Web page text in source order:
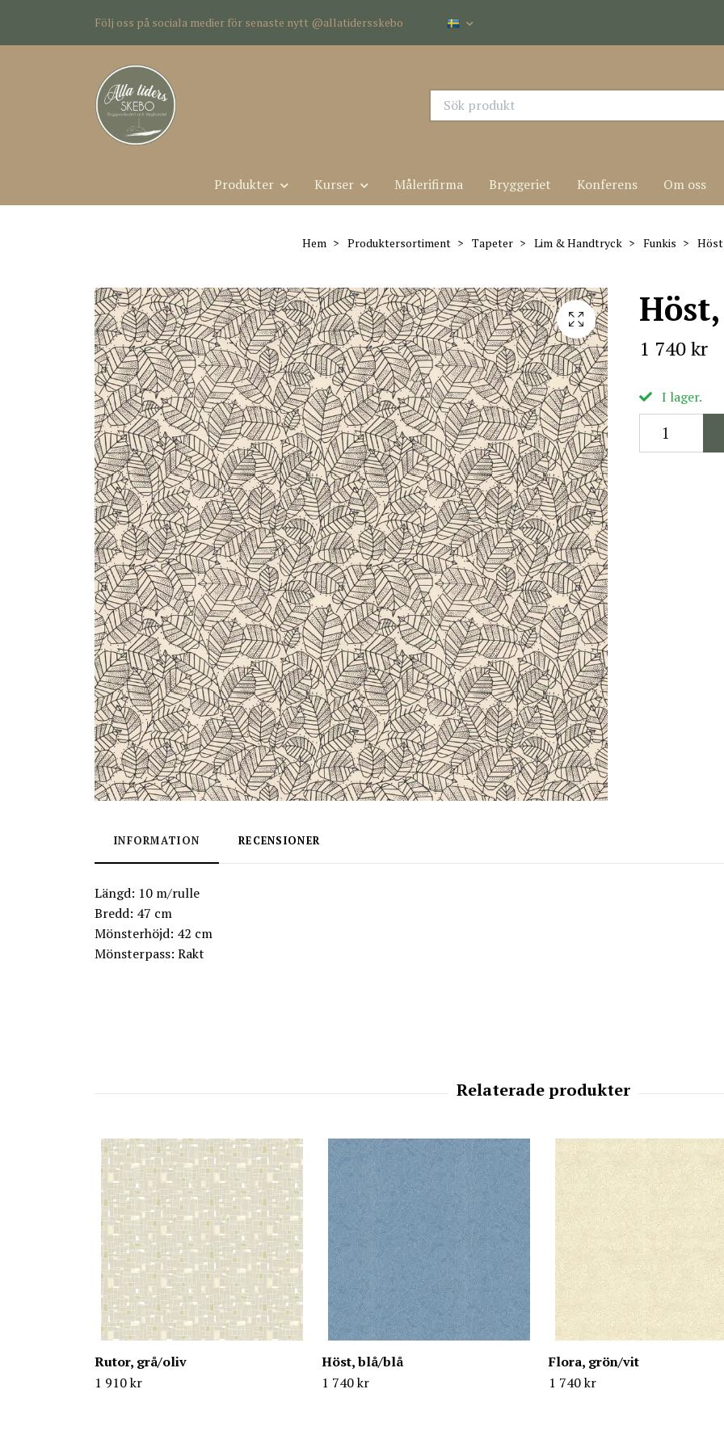
Följ oss på sociala medier för senaste nytt @allatidersskebo
Produkter Kurser Målerifirma Bryggeriet Konferens Om oss
Hem Produktersortiment Tapeter Lim & Handtryck Funkis
1 740 kr
I lager.
INFORMATION RECENSIONER
Längd: 10 m/rulle
Bredd: 47 cm
Mönsterhöjd: 42 cm
Mönsterpass: Rakt
Rutor, grå/oliv
1 910 kr
Höst, blå/blå
1 740 kr
Flora, grön/vit
1 740 kr